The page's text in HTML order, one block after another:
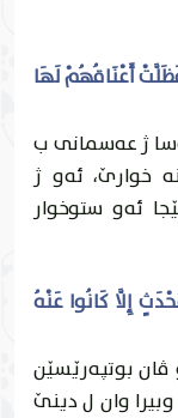
أَعْنَاقُهُمْ لَهَا
ژ عه‌سمانى ب
خوارێ، ئه‌و ژ
ئه‌و ستوخوار
إِلَّا كَانُوا عَنْهُ
ڤان بوتپه‌رێسێن
وان ل دینێ